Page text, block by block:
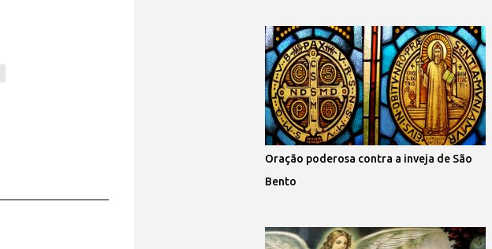
Oração poderosa contra a inveja de São
Bento